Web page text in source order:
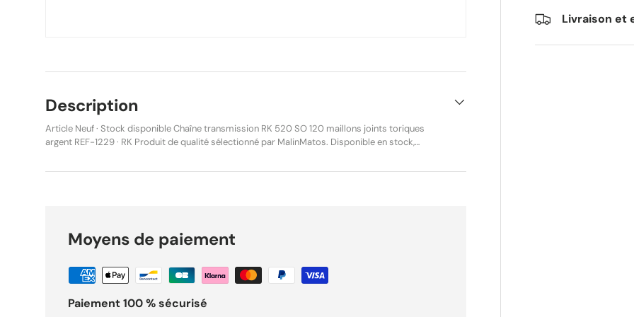
Livraison et
Description
Article Neuf · Stock disponible Chaîne transmission RK 520 SO 120 maillons joints toriques
argent REF-1229 · RK Produit de qualité sélectionné par MalinMatos. Disponible en stock,
toriques, conçue pour offrir une excellente résistance, une longévité accrue et des
friction, la perte de puissance et l’usure prématurée. Cette conception permet une
transmission de puissance fluide et régulière tout en limitant l’entretien. Livrée avec une
adaptée à une large gamme de motos tout-terrain, enduro, cross et trail. Caractéristiques
Nombre de maillons : 120 Type de joints : Joints toriques Attache : Rivet (inclus) Matériau :
Moyens de paiement
Paiement 100 % sécurisé